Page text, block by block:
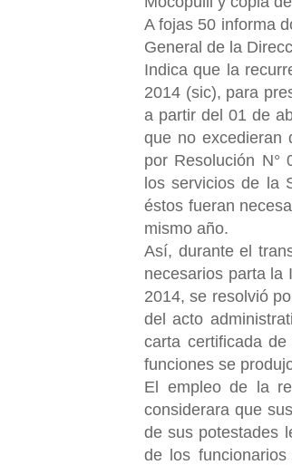
A fojas 50 informa
General de la
Indica que la
2014 (sic), para
a partir del 01 de
que no excedieran
por Resolución N°
los servicios de la
éstos fueran
mismo año.
Así, durante el
necesarios parta la
2014, se resolvió
del acto
carta certificada
funciones se
El empleo de la
considerara que
de sus potestades
de los